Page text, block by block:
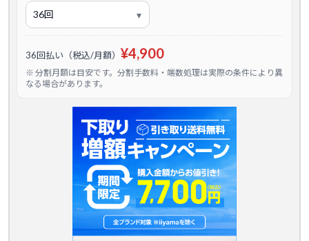
36回払い（税込/月額） ¥4,900
※ 分割月額は目安です。分割手数料・端数処理は実際の条件により異
なる場合があります。